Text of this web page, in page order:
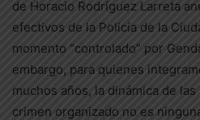
de Horacio Rodríguez Larreta
efectivos de la Policía de la
momento “controlado” por
embargo, para quienes
muchos años, la dinámica de
crimen organizado no es